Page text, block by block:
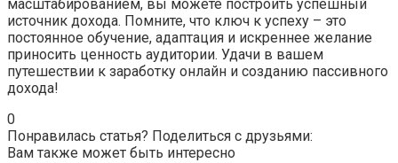
масштабированием, вы можете построить успешный
источник дохода. Помните, что ключ к успеху – это
постоянное обучение, адаптация и искреннее желание
приносить ценность аудитории. Удачи в вашем
путешествии к заработку онлайн и созданию пассивного
дохода!
0
Понравилась статья? Поделиться с друзьями:
Вам также может быть интересно